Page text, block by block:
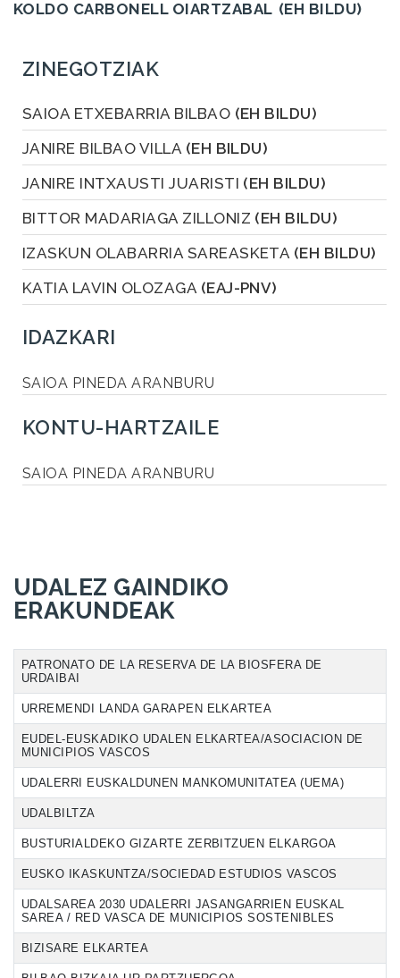
KOLDO CARBONELL OIARTZABAL (EH BILDU)
ZINEGOTZIAK
SAIOA ETXEBARRIA BILBAO (EH BILDU)
JANIRE BILBAO VILLA (EH BILDU)
JANIRE INTXAUSTI JUARISTI (EH BILDU)
BITTOR MADARIAGA ZILLONIZ (EH BILDU)
IZASKUN OLABARRIA SAREASKETA (EH BILDU)
KATIA LAVIN OLOZAGA (EAJ-PNV)
IDAZKARI
SAIOA PINEDA ARANBURU
KONTU-HARTZAILE
SAIOA PINEDA ARANBURU
UDALEZ GAINDIKO
ERAKUNDEAK
PATRONATO DE LA RESERVA DE LA BIOSFERA DE
URDAIBAI
URREMENDI LANDA GARAPEN ELKARTEA
EUDEL-EUSKADIKO UDALEN ELKARTEA/ASOCIACION DE
MUNICIPIOS VASCOS
UDALERRI EUSKALDUNEN MANKOMUNITATEA (UEMA)
UDALBILTZA
BUSTURIALDEKO GIZARTE ZERBITZUEN ELKARGOA
EUSKO IKASKUNTZA/SOCIEDAD ESTUDIOS VASCOS
UDALSAREA 2030 UDALERRI JASANGARRIEN EUSKAL
SAREA / RED VASCA DE MUNICIPIOS SOSTENIBLES
BIZISARE ELKARTEA